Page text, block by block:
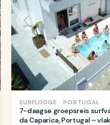
SURFLODGE · PORTUGAL
7-daagse groepsreis
da Caparica, Portugal –